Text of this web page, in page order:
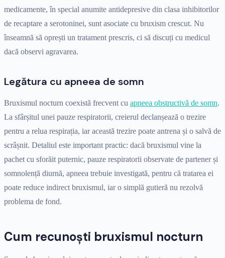
medicamente, în special anumite antidepresive din clasa inhibitorilor
de recaptare a serotoninei, sunt asociate cu bruxism crescut. Nu
înseamnă să oprești un tratament prescris, ci să discuți cu medicul
dacă observi agravarea.
Legătura cu apneea de somn
Bruxismul nocturn coexistă frecvent cu apneea obstructivă de somn.
La sfârșitul unei pauze respiratorii, creierul declanșează o trezire
pentru a relua respirația, iar această trezire poate antrena și o salvă de
scrâșnit. Detaliul este important practic: dacă bruxismul vine la
pachet cu sforăit puternic, pauze respiratorii observate de partener și
somnolență diurnă, apneea trebuie investigată, pentru că tratarea ei
poate reduce indirect bruxismul, iar o simplă gutieră nu rezolvă
problema de fond.
Cum recunoști bruxismul nocturn